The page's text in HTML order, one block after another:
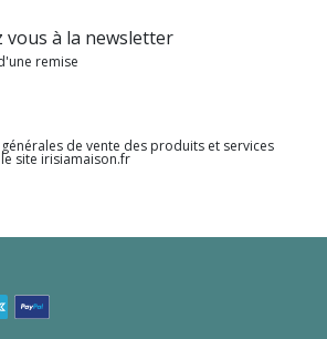
vous à la newsletter
remise
de vente des produits et services
site irisiamaison.fr